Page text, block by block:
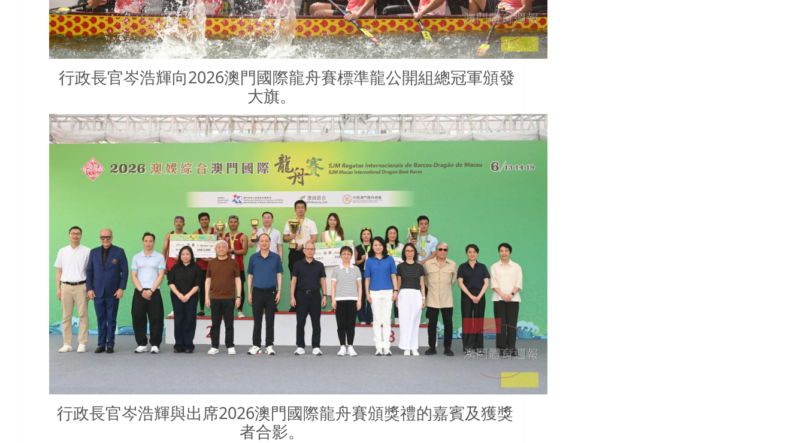
行政長官岑浩輝向2026澳門國際龍舟賽標準龍公開組總冠軍頒發
大旗。
行政長官岑浩輝與出席2026澳門國際龍舟賽頒獎禮的嘉賓及獲獎
者合影。